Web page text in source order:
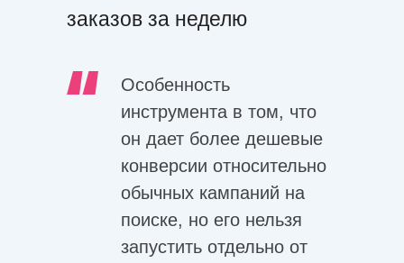
Особенность
инструмента в том, что
он дает более дешевые
конверсии относительно
обычных кампаний на
поиске, но его нельзя
запустить отдельно от
заказов за неделю